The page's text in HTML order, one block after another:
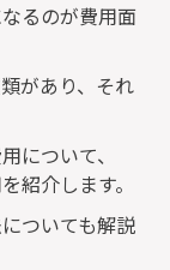
るのが費用面
があり、それ
について、
紹介します。
ついても解説